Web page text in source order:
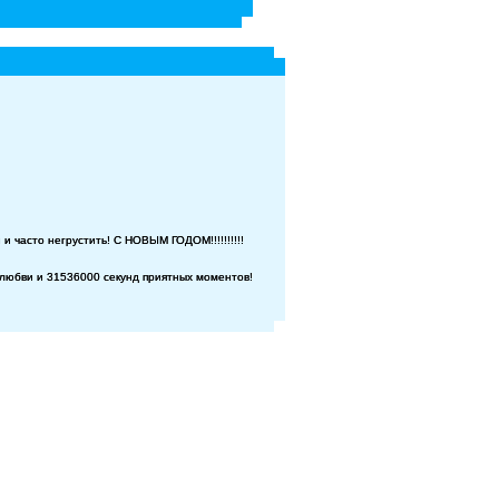
и часто негрустить! С НОВЫМ ГОДОМ!!!!!!!!!!
и 31536000 секунд приятных моментов!